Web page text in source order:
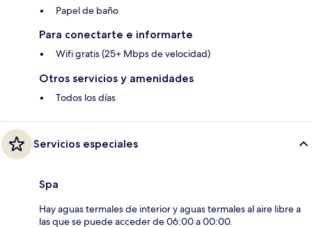
Papel de baño
Para conectarte e informarte
Wifi gratis (25+ Mbps de velocidad)
Otros servicios y amenidades
Todos los días
Servicios especiales
Spa
Hay aguas termales de interior y aguas termales al aire libre a
las que se puede acceder de 06:00 a 00:00.